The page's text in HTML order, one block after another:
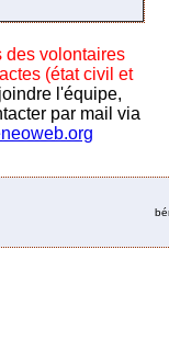
des volontaires
(état civil et
l'équipe,
par mail via